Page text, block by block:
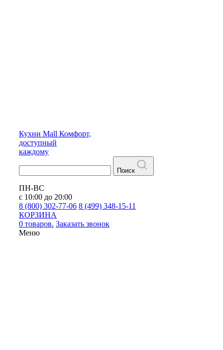
Кухни Mall Комфорт,
доступный
каждому
Поиск
ПН-ВС
с 10:00 до 20:00
8 (800) 302-77-06 8 (499) 348-15-11
КОРЗИНА
0 товаров. Заказать звонок
Меню